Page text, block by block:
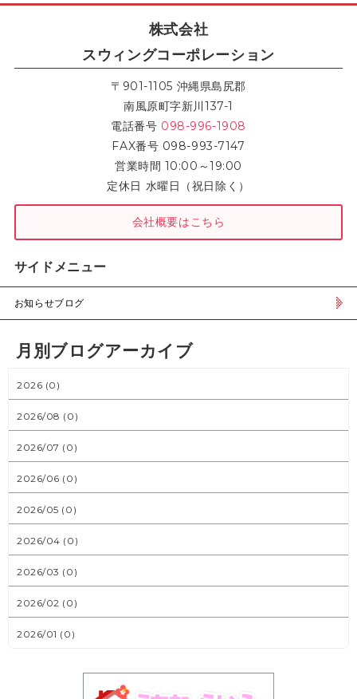
株式会社
スウィングコーポレーション
〒901-1105 沖縄県島尻郡
南風原町字新川137-1
電話番号 098-996-1908
FAX番号 098-993-7147
営業時間 10:00～19:00
定休日 水曜日（祝日除く）
会社概要はこちら
サイドメニュー
お知らせブログ
月別ブログアーカイブ
2026 (0)
2026/08 (0)
2026/07 (0)
2026/06 (0)
2026/05 (0)
2026/04 (0)
2026/03 (0)
2026/02 (0)
2026/01 (0)